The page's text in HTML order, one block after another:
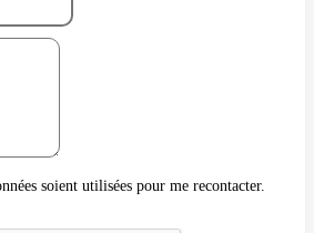
soient utilisées pour me recontacter.